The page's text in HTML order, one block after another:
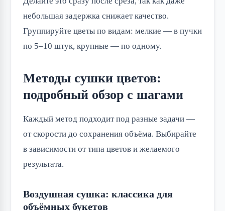
небольшая задержка снижает качество.
Группируйте цветы по видам: мелкие — в пучки
по 5–10 штук, крупные — по одному.
Методы сушки цветов:
подробный обзор с шагами
Каждый метод подходит под разные задачи —
от скорости до сохранения объёма. Выбирайте
в зависимости от типа цветов и желаемого
результата.
Воздушная сушка: классика для
объёмных букетов